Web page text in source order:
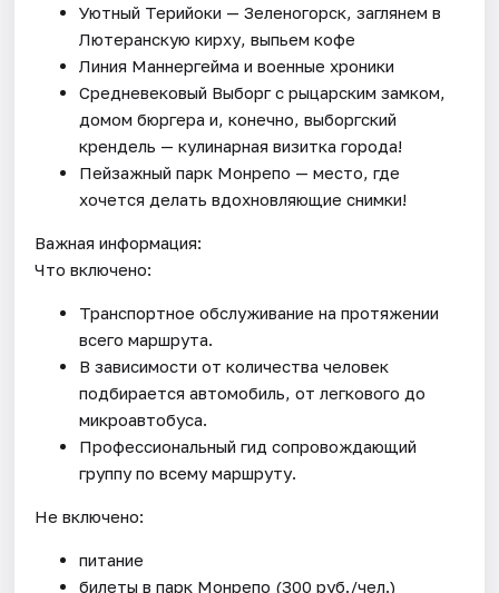
Уютный Терийоки — Зеленогорск, заглянем в
Лютеранскую кирху, выпьем кофе
Линия Маннергейма и военные хроники
Средневековый Выборг с рыцарским замком,
домом бюргера и, конечно, выборгский
крендель — кулинарная визитка города!
Пейзажный парк Монрепо — место, где
хочется делать вдохновляющие снимки!
Важная информация:
Что включено:
Транспортное обслуживание на протяжении
всего маршрута.
В зависимости от количества человек
подбирается автомобиль, от легкового до
микроавтобуса.
Профессиональный гид сопровождающий
группу по всему маршруту.
Не включено:
питание
билеты в парк Монрепо (300 руб./чел.)